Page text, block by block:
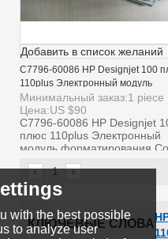
Добавить в список желаний
C7796-60086 HP Designjet 100
110plus Электронный модуль
форматирования Совет
Минимальный заказ:1 piece
Цена:US $90
C7796-60086 HP Designjet
плюс 110plus Электронный
модуль форматирования
1
КЛЮЧЕВЫЕ СЛОВА
with the best possible
to analyze user